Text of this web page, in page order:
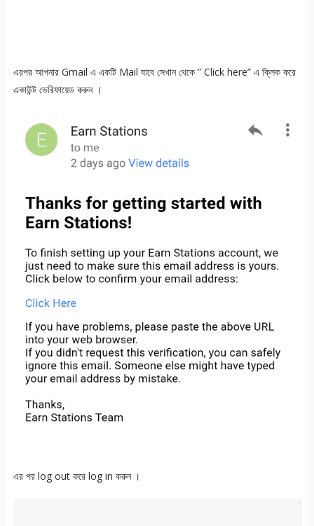
এরপর আপনার Gmail এ একটি Mail যাবে সেখান থেকে ” Click here” এ ক্লিক করে
একাউন্ট ভেরিফায়েড করুন ।
এর পর log out করে log in করুন ।